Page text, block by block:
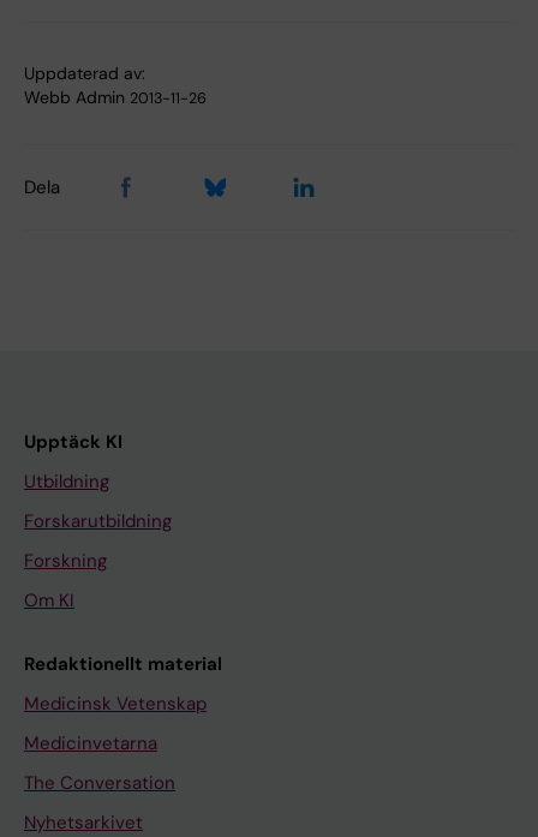
Uppdaterad av:
Webb Admin 2013-11-26
Dela
Upptäck KI
Utbildning
Forskarutbildning
Forskning
Om KI
Redaktionellt material
Medicinsk Vetenskap
Medicinvetarna
The Conversation
Nyhetsarkivet